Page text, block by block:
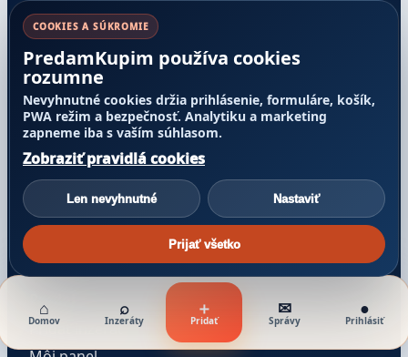
Všetky inzeráty
Blog
O nás
Kontakt
FAQ
Právne informácie
Podmienky používania
Ochrana osobných údajov
Cookies
Zmeniť cookies
Pridať inzerát
⌂
Domov
⌕
Inzeráty
＋
Pridať
✉
Správy
●
Prihlásiť
COOKIES A SÚKROMIE
PredamKupim používa cookies
rozumne
Nevyhnutné cookies držia prihlásenie, formuláre, košík,
PWA režim a bezpečnosť. Analytiku a marketing
zapneme iba s vaším súhlasom.
Zobraziť pravidlá cookies
Len nevyhnutné Nastaviť
Prijať všetko